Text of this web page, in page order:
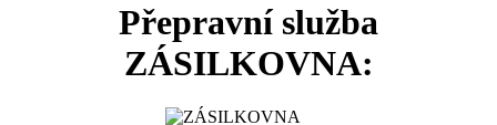
Přepravní služba
ZÁSILKOVNA: